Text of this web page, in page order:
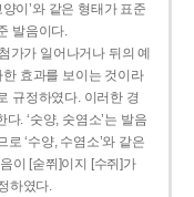
양이’와 같은 형태가 표준
발음이다.
가가 일어나거나 뒤의 예
효과를 보이는 것이라
규정하였다. 이러한 경
. ‘숫양, 숫염소’는 발음
‘수양, 수염소’와 같은
이 [숟쮜]이지 [수쥐]가
하였다.